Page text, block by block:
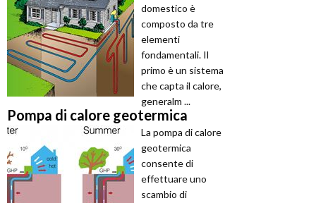
domestico è
composto da tre
elementi
fondamentali. Il
primo è un sistema
che capta il calore,
generalm ...
Pompa di calore geotermica
La pompa di calore
geotermica
consente di
effettuare uno
scambio di